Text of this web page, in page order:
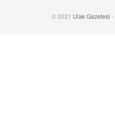
© 2021 Ulak Gazetesi -